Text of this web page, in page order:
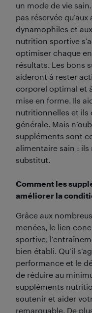
un mode de vie
pas réservée
dynamophiles et
nutrition sportive
optimiser chaque
résultats. Les bons
aideront à rester
corporel optimal et
mise en forme. Ils
nutritionnelles et ils
générale. Mais
suppléments sont
alimentaire sain : ils
substitut.
Comment les
améliorer la
Grâce aux
menées, le lien
sportive,
bien établi. Qu’il
performance et le
de réduire au
suppléments
soutenir et aider
remarquable. De